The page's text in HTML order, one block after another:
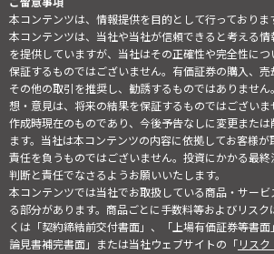
本コンテンツは、情報提供を目的として行っておりま
本コンテンツは、当社や当社が信頼できると考える
を提供していますが、当社はその正確性や完全性に
保証するものではございません。有価証券の購入、売
その他の取引を推奨し、勧誘するものではありませ
想・意見は、将来の結果を保証するものではござい
作成時現在のものであり、今後予告なしに変更また
ます。当社は本コンテンツの内容に依拠してお客様
責任を負うものではございません。投資にかかる最
判断と責任でなさるようお願いいたします。
本コンテンツでは当社でお取扱している商品・サー
る部分があります。商品ごとに手数料等およびリス
くは「契約締結前交付書面」、「上場有価証券等書
論見書補完書面」または当社ウェブサイトの「リス